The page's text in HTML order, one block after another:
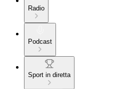
Radio
Podcast
Sport in diretta